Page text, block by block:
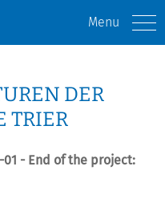
Menu
DER
TRIER
- End of the project: